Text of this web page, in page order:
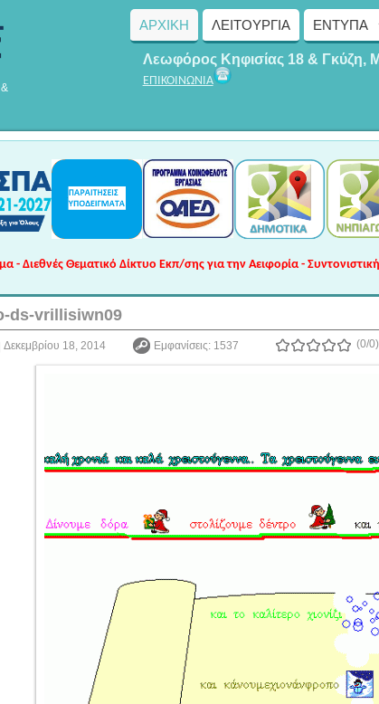
ΑΡΧΙΚΗ ΛΕΙΤΟΥΡΓΊΑ ΈΝΤΥΠΑ
Λεωφόρος Κηφισίας 18 & Γκύζη,
ΕΠΙΚΟΙΝΩΝΙΑ
- Διεθνές Θεματικό Δίκτυο Εκπ/σης για την Αειφορία -
ds-vrillisiwn09
Δεκεμβρίου 18, 2014 Εμφανίσεις: 1537 (0/0)